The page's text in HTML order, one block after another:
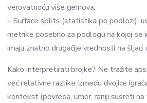
verovatnoću više gemova.
– Surface splits (statistika po podlozi):
metrike posebno za podlogu na kojoj se
imaju znatno drugačije vrednosti na šljaci
Kako interpretirati brojke? Ne tražite
već relativne razlike između dvojice
kontekst (povreda, umor, raniji susreti